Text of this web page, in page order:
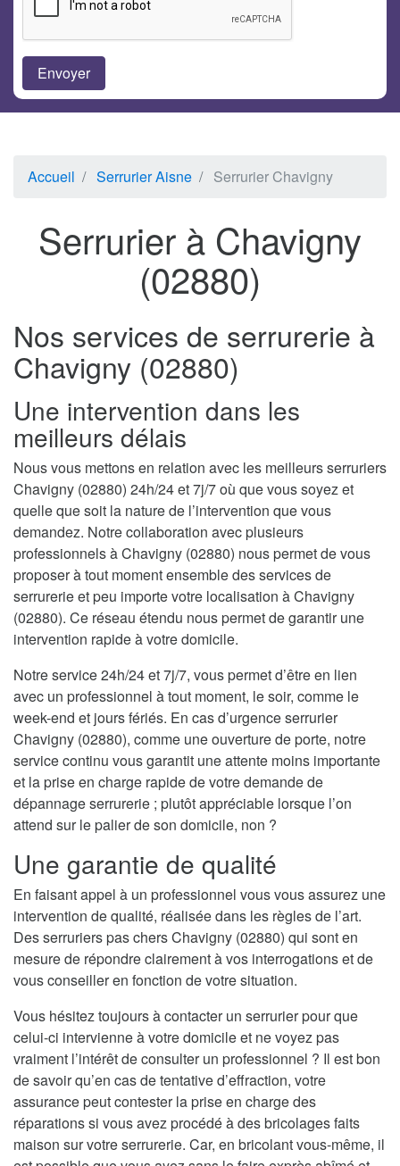
Accueil Serrurier Aisne Serrurier Chavigny
Serrurier à Chavigny
(02880)
Nos services de serrurerie à
Chavigny (02880)
Une intervention dans les
meilleurs délais
Nous vous mettons en relation avec les meilleurs serruriers
Chavigny (02880) 24h/24 et 7j/7 où que vous soyez et
quelle que soit la nature de l’intervention que vous
demandez. Notre collaboration avec plusieurs
professionnels à Chavigny (02880) nous permet de vous
proposer à tout moment ensemble des services de
serrurerie et peu importe votre localisation à Chavigny
(02880). Ce réseau étendu nous permet de garantir une
intervention rapide à votre domicile.
Notre service 24h/24 et 7j/7, vous permet d’être en lien
avec un professionnel à tout moment, le soir, comme le
week-end et jours fériés. En cas d’urgence serrurier
Chavigny (02880), comme une ouverture de porte, notre
service continu vous garantit une attente moins importante
et la prise en charge rapide de votre demande de
dépannage serrurerie ; plutôt appréciable lorsque l’on
attend sur le palier de son domicile, non ?
Une garantie de qualité
En faisant appel à un professionnel vous vous assurez une
intervention de qualité, réalisée dans les règles de l’art.
Des serruriers pas chers Chavigny (02880) qui sont en
mesure de répondre clairement à vos interrogations et de
vous conseiller en fonction de votre situation.
Vous hésitez toujours à contacter un serrurier pour que
celui-ci intervienne à votre domicile et ne voyez pas
vraiment l’intérêt de consulter un professionnel ? Il est bon
de savoir qu’en cas de tentative d’effraction, votre
assurance peut contester la prise en charge des
réparations si vous avez procédé à des bricolages faits
maison sur votre serrurerie. Car, en bricolant vous-même, il